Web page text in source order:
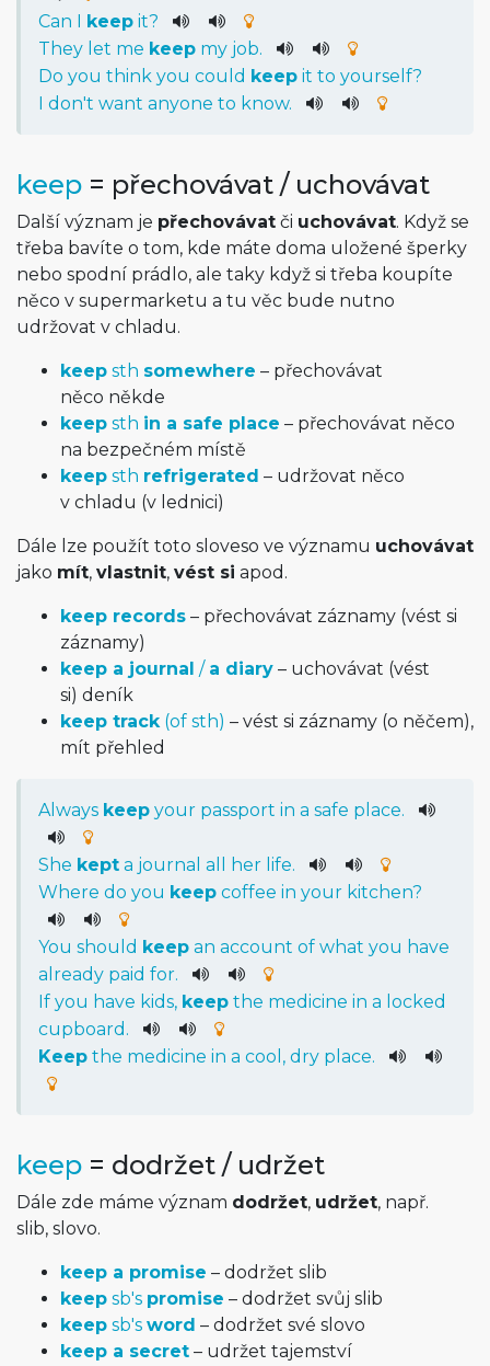
Can I keep it?
They let me keep my job.
Do you think you could keep it to yourself?
I don't want anyone to know.
keep = přechovávat / uchovávat
Další význam je přechovávat či uchovávat. Když se
třeba bavíte o tom, kde máte doma uložené šperky
nebo spodní prádlo, ale taky když si třeba koupíte
něco v supermarketu a tu věc bude nutno
udržovat v chladu.
keep sth somewhere – přechovávat
něco někde
keep sth in a safe place – přechovávat něco
na bezpečném místě
keep sth refrigerated – udržovat něco
v chladu (v lednici)
Dále lze použít toto sloveso ve významu uchovávat
jako mít, vlastnit, vést si apod.
keep records – přechovávat záznamy (vést si
záznamy)
keep a journal / a diary – uchovávat (vést
si) deník
keep track(of sth) – vést si záznamy (o něčem),
mít přehled
Always keep your passport in a safe place.
She kept a journal all her life.
Where do you keep coffee in your kitchen?
You should keep an account of what you have
already paid for.
If you have kids, keep the medicine in a locked
cupboard .
Keep the medicine in a cool , dry place.
keep = dodržet / udržet
Dále zde máme význam dodržet, udržet, např.
slib, slovo.
keep a promise – dodržet slib
keep sb's promise – dodržet svůj slib
keep sb's word – dodržet své slovo
keep a secret – udržet tajemství